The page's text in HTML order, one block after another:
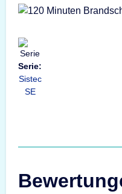
Serie:
Sistec
SE